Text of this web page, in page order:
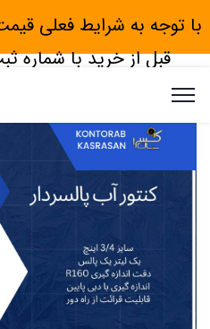
با توجه به شرایط فعلی
قبل از خرید با شماره